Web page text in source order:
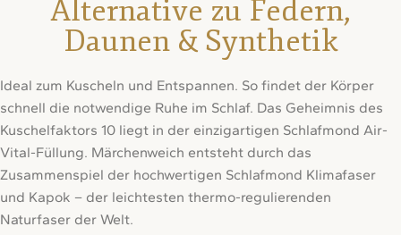
Alternative zu Federn,
Daunen & Synthetik
Ideal zum Kuscheln und Entspannen. So findet der Körper
schnell die notwendige Ruhe im Schlaf. Das Geheimnis des
Kuschelfaktors 10 liegt in der einzigartigen Schlafmond Air-
Vital-Füllung. Märchenweich entsteht durch das
Zusammenspiel der hochwertigen Schlafmond Klimafaser
und Kapok – der leichtesten thermo-regulierenden
Naturfaser der Welt.